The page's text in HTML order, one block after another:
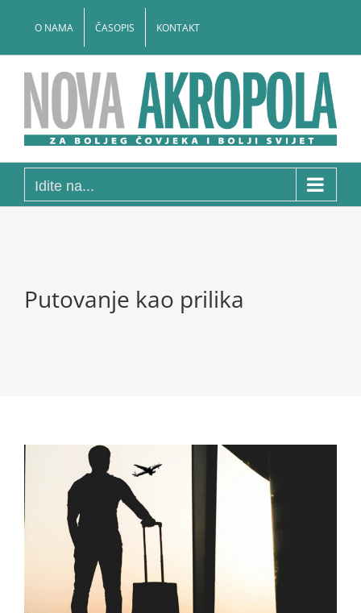
O NAMA ČASOPIS KONTAKT
Idite na...
Putovanje kao prilika